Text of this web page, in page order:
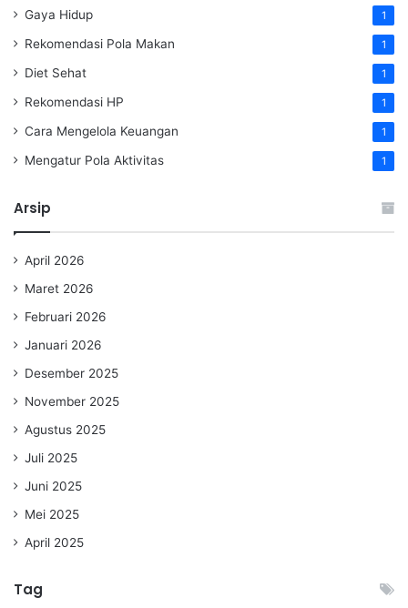
Gaya Hidup 1
Rekomendasi Pola Makan 1
Diet Sehat 1
Rekomendasi HP 1
Cara Mengelola Keuangan 1
Mengatur Pola Aktivitas 1
Arsip
April 2026
Maret 2026
Februari 2026
Januari 2026
Desember 2025
November 2025
Agustus 2025
Juli 2025
Juni 2025
Mei 2025
April 2025
Tag